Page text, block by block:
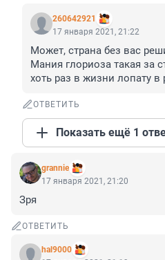
260642921
17 января 2021, 21:22
Может, страна без вас
Мания глориоза такая за
хоть раз в жизни лопату в
ОТВЕТИТЬ
Показать ещё 1
grannie
17 января 2021, 21:20
Зря
ОТВЕТИТЬ
hal9000